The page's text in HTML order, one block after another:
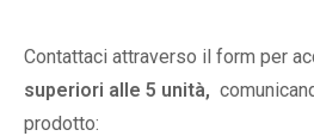
Contattaci attraverso il form per
superiori alle 5 unità,
prodotto: